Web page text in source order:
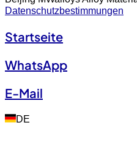
Datenschutzbestimmungen
Startseite
WhatsApp
E-Mail
DE